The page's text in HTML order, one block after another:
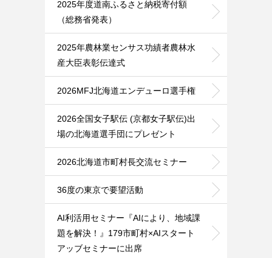
2025年度道南ふるさと納税寄付額
（総務省発表）
2025年農林業センサス功績者農林水
産大臣表彰伝達式
2026MFJ北海道エンデューロ選手権
2026全国女子駅伝 (京都女子駅伝)出
場の北海道選手団にプレゼント
2026北海道市町村長交流セミナー
36度の東京で要望活動
AI利活用セミナー『AIにより、地域課
題を解決！』179市町村×AIスタート
アッブセミナーに出席